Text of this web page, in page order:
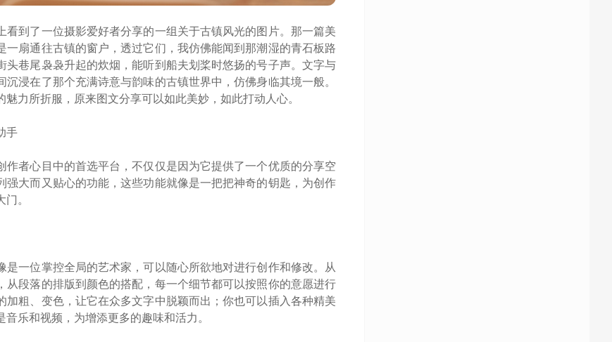
看到了一位摄影爱好者分享的一组关于古镇风光的图片。那一篇美
一扇通往古镇的窗户，透过它们，我仿佛能闻到那潮湿的青石板路
头巷尾袅袅升起的炊烟，能听到船夫划桨时悠扬的号子声。文字与
浸在了那个充满诗意与韵味的古镇世界中，仿佛身临其境一般。
力所折服，原来图文分享可以如此美妙，如此打动人心。
手
作者心目中的首选平台，不仅仅是因为它提供了一个优质的分享空
强大而又贴心的功能，这些功能就像是一把把神奇的钥匙，为创作
。
是一位掌控全局的艺术家，可以随心所欲地对进行创作和修改。从
从段落的排版到颜色的搭配，每一个细节都可以按照你的意愿进行
加粗、变色，让它在众多文字中脱颖而出；你也可以插入各种精美
乐和视频，为增添更多的趣味和活力。